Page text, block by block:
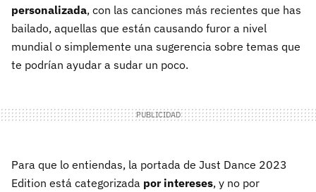
personalizada, con las canciones más recientes que has
bailado, aquellas que están causando furor a nivel
mundial o simplemente una sugerencia sobre temas que
te podrían ayudar a sudar un poco.
Para que lo entiendas, la portada de Just Dance 2023
Edition está categorizada por intereses, y no por